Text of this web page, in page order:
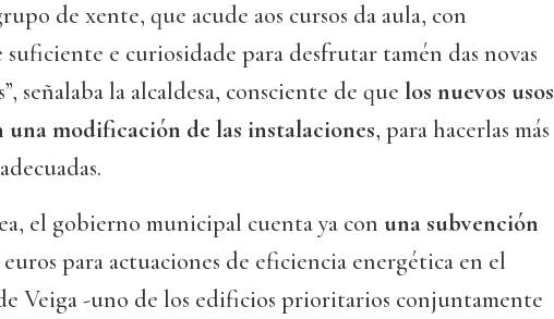
de xente, que acude aos cursos da aula, con
suficiente e curiosidade para desfrutar tamén das novas
señalaba la alcaldesa, consciente de que los nuevos usos
modificación de las instalaciones, para hacerlas más
el gobierno municipal cuenta ya con una subvención
euros para actuaciones de eficiencia energética en el
Veiga -uno de los edificios prioritarios conjuntamente